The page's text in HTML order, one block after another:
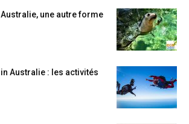
Australie, une autre forme
Australie : les activités